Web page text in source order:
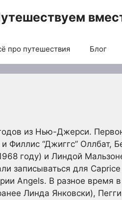
про путешествия Блог
из Нью-Джерси.
Филлис “Джиггс” Оллбат,
году) и Линдой
записываться для
Angels. В разное время
Линда Янковски),